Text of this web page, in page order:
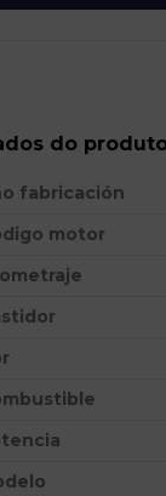
do
fabricación
motor